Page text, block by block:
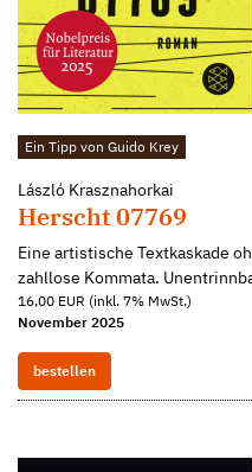
Ein Tipp von Guido Krey
László Krasznahorkai
Herscht 07769
Eine artistische Textkaskade
zahllose Kommata.
16,00 EUR (inkl. 7% MwSt.)
November 2025
bestellen